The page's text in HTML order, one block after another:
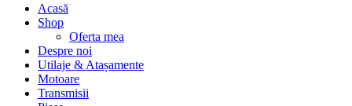
Acasă
Shop
Oferta mea
Despre noi
Utilaje & Atașamente
Motoare
Transmisii